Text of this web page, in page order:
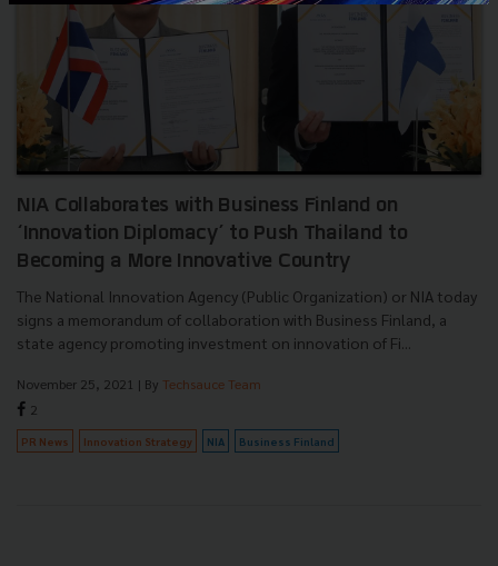
NIA Collaborates with Business Finland on
‘Innovation Diplomacy’ to Push Thailand to
Becoming a More Innovative Country
The National Innovation Agency (Public Organization) or NIA today
signs a memorandum of collaboration with Business Finland, a
state agency promoting investment on innovation of Fi...
November 25, 2021 | By Techsauce Team
2
PR News Innovation Strategy NIA Business Finland